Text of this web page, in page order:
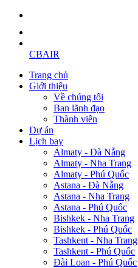
CBAIR
Trang chủ
Giới thiệu
Về chúng tôi
Ban lãnh đạo
Thành viên
Dự án
Lịch bay
Almaty - Đà Nẵng
Almaty - Nha Trang
Almaty - Phú Quốc
Astana - Đà Nẵng
Astana - Nha Trang
Astana - Phú Quốc
Bishkek - Nha Trang
Bishkek - Phú Quốc
Tashkent - Nha Trang
Tashkent - Phú Quốc
Đài Loan - Phú Quốc